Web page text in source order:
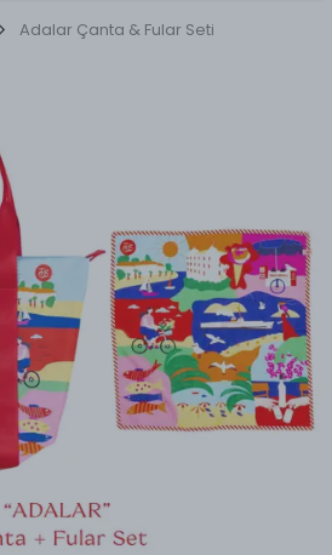
Adalar Çanta & Fular Seti